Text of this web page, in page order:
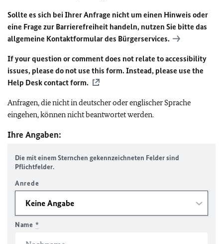
Sollte es sich bei Ihrer Anfrage nicht um einen Hinweis oder
eine Frage zur Barrierefreiheit handeln, nutzen Sie bitte das
allgemeine Kontaktformular des Bürgerservices.
If your question or comment does not relate to accessibility
issues, please do not use this form. Instead, please use the
Help Desk contact form.
Anfragen, die nicht in deutscher oder englischer Sprache
eingehen, können nicht beantwortet werden.
Ihre Angaben:
Die mit einem Sternchen gekennzeichneten Felder sind
Pflichtfelder.
Anrede
Name *